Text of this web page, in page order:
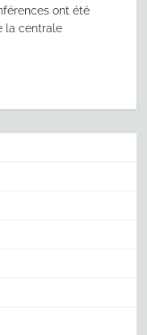
ont été
la centrale